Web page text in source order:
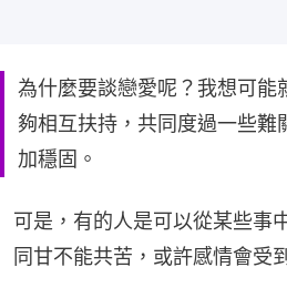
為什麼要談戀愛呢？我想可能
夠相互扶持，共同度過一些難
加穩固。
可是，有的人是可以從某些事
同甘不能共苦，或許感情會受